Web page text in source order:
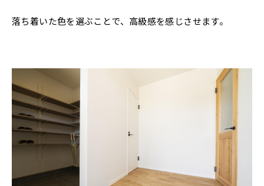
落ち着いた色を選ぶことで、高級感を感じさせます。